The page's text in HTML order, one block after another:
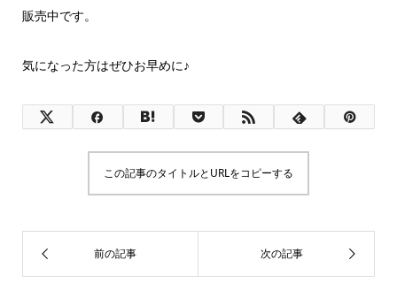
販売中です。
気になった方はぜひお早めに♪
この記事のタイトルとURLをコピーする